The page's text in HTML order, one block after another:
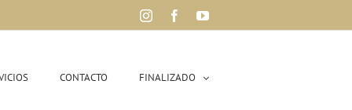
InstagramFacebookYouTube
CONTACTO FINALIZADO